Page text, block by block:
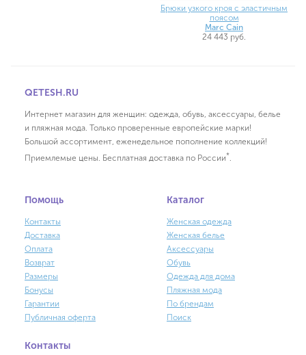
Брюки узкого кроя с эластичным
поясом
Marc Cain
24 443 руб.
QETESH.RU
Интернет магазин для женщин: одежда, обувь, аксессуары, белье
и пляжная мода. Только проверенные европейские марки!
Большой ассортимент, еженедельное пополнение коллекций!
Приемлемые цены. Бесплатная доставка по России*
Контакты
Помощь
Контакты
Доставка
Оплата
Возврат
Размеры
Бонусы
Гарантии
Публичная оферта
Каталог
Женская одежда
Женская белье
Аксессуары
Обувь
Одежда для дома
Пляжная мода
По брендам
Поиск